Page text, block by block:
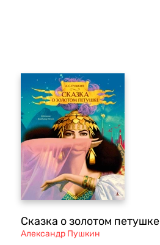
Сказка о золотом петушке
Александр Пушкин